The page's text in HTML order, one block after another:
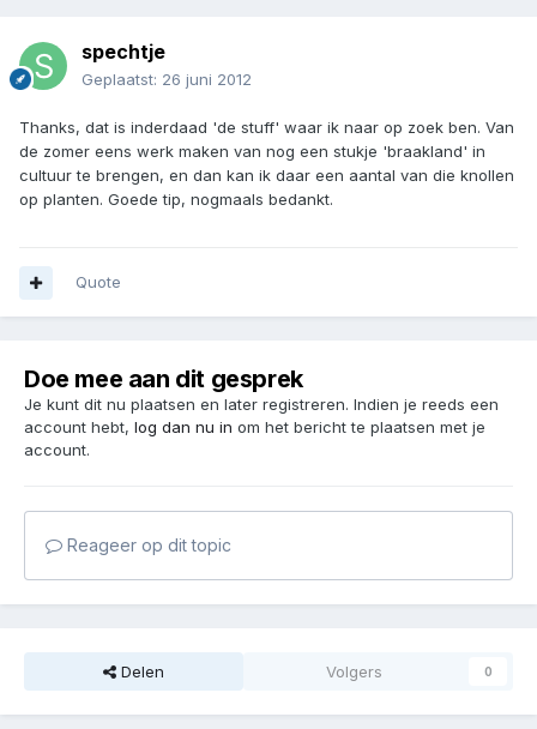
spechtje
Geplaatst: 26 juni 2012
Thanks, dat is inderdaad 'de stuff' waar ik naar op zoek ben. Van
de zomer eens werk maken van nog een stukje 'braakland' in
cultuur te brengen, en dan kan ik daar een aantal van die knollen
op planten. Goede tip, nogmaals bedankt.
Quote
Doe mee aan dit gesprek
Je kunt dit nu plaatsen en later registreren. Indien je reeds een
account hebt, log dan nu in om het bericht te plaatsen met je
account.
Reageer op dit topic
Delen Volgers 0